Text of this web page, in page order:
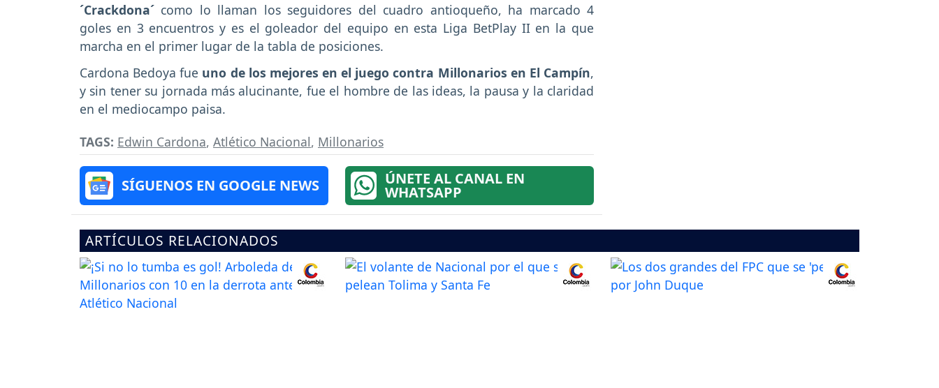
´Crackdona´ como lo llaman los seguidores del cuadro antioqueño, ha marcado 4
goles en 3 encuentros y es el goleador del equipo en esta Liga BetPlay II en la que
marcha en el primer lugar de la tabla de posiciones.
Cardona Bedoya fue uno de los mejores en el juego contra Millonarios en El Campín,
y sin tener su jornada más alucinante, fue el hombre de las ideas, la pausa y la claridad
en el mediocampo paisa.
TAGS: Edwin Cardona, Atlético Nacional, Millonarios
SÍGUENOS EN GOOGLE NEWS ÚNETE AL CANAL EN
WHATSAPP
ARTÍCULOS RELACIONADOS